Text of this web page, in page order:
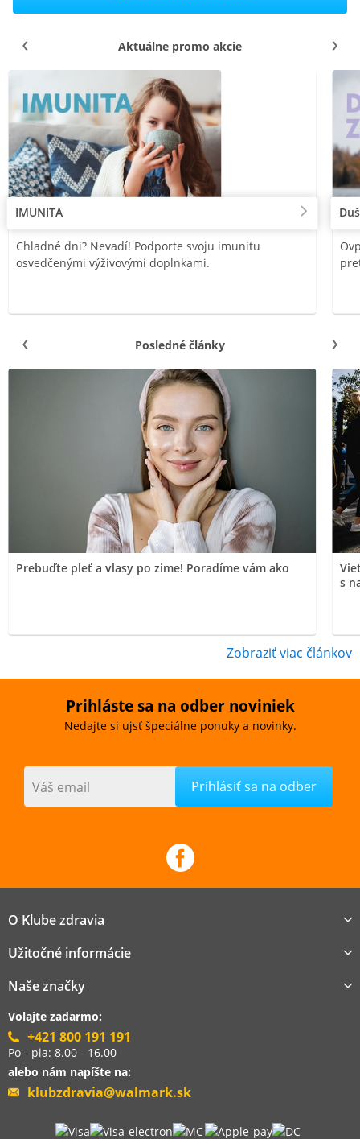
Aktuálne promo akcie
IMUNITA
Chladné dni? Nevadí! Podporte svoju imunitu
osvedčenými výživovými doplnkami.
Posledné články
Prebuďte pleť a vlasy po zime! Poradíme vám ako
s
Zobraziť viac článkov
Prihláste sa na odber noviniek
Nedajte si ujsť špeciálne ponuky a novinky.
Váš email
O Klube zdravia
Užitočné informácie
Naše značky
Volajte zadarmo:
+421 800 191 191
Po - pia: 8.00 - 16.00
alebo nám napíšte na:
klubzdravia@walmark.sk